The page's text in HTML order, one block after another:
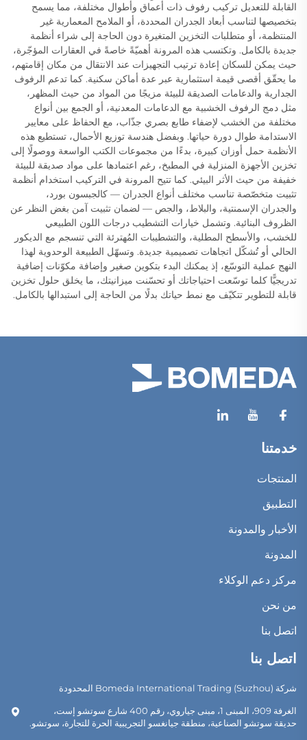
القابلة للتعديل تركيب رفوف ذات أعماق وأطوال مختلفة، مما يسمح
بتخصيصها لتناسب أبعاد الجدران المحددة، أو الملامح المعمارية غير
المنتظمة، أو متطلبات التخزين المتغيرة دون الحاجة إلى شراء أنظمة
جديدة بالكامل. وتكتسب هذه المرونة أهميّةً خاصةً في العقارات المؤجّرة،
حيث يمكن للسكان إعادة ترتيب التجهيزات عند الانتقال من مكان إقامتهم،
ما يحقّق أقصى قيمة استثمارية عبر عدة أماكن سكنية. كما تدعم الرفوف
الجدارية والدعامات الصديقة للبيئة مزيجًا من المواد من حيث المظهر،
مثل دمج الرفوف الخشبية مع الدعامات المعدنية، أو الجمع بين أنواع
مختلفة من الخشب لإضفاء طابع بصري جذّاب، مع الحفاظ على معايير
الاستدامة طوال دورة حياتها. وبفضل هندسة توزيع الأحمال، تستطيع هذه
الأنظمة حمل أوزان كبيرة، بدءًا من مجموعات الكتب الواسعة ووصولًا إلى
تخزين الأجهزة المنزلية في المطبخ، رغم اعتمادها على مواد صديقة للبيئة
خفيفة من حيث الأثر البيئي. كما تتيح المرونة في التركيب استخدام أنظمة
تثبيت متخصّصة تناسب مختلف أنواع الجدران — كالجبسون بورد،
والجدران الإسمنتية، والبلاط، والجص — لضمان تثبيت آمن بغض النظر عن
الظروف البنائية. وتشمل خيارات التشطيب درجات اللون الطبيعي
للخشب، والأسطح المطلية، والتشطيبات المُهترئة التي تنسجم مع الديكور
الحالي أو تُشكّل اتجاهات تصميمية جديدة. وتسهّل الطبيعة الوحدوية لهذا
النهج عملية التوسّع، إذ يمكنك البدء بتكوين صغير وإضافة مكوّنات إضافية
تدريجيًّا كلما توسّعت احتياجاتك أو تحسّنت ميزانيتك، ما يخلق حلول تخزين
قابلة للتطوير تتكيّف مع نمط حياتك بدلًا من الحاجة إلى استبدالها بالكامل.
خدمتنا
المنتجات
التطبيق
الأخبار والمدونة
المدونة
مركز دعم الوكلاء
من نحن
اتصل بنا
اتصل بنا
شركة Bomeda International Trading (Suzhou) المحدودة
الغرفة 909، المبنى 1، مبنى جياروي، رقم 400 شارع سوتشو إست،
حديقة سوتشو الصناعية، منطقة جيانغسو التجريبية الحرة للتجارة، سوتشو.